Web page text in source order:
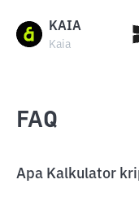
KAIA
Kaia
FAQ
Apa Kalkulator